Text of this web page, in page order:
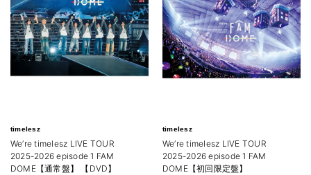
timelesz
We’re timelesz LIVE TOUR
2025-2026 episode 1 FAM
DOME【通常盤】 【DVD】
timelesz
We’re timelesz LIVE TOUR
2025-2026 episode 1 FAM
DOME【初回限定盤】